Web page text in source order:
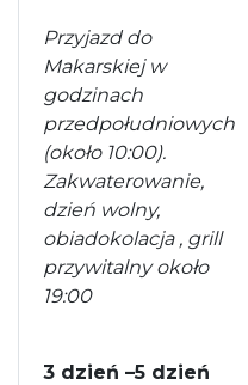
Przyjazd do
Makarskiej w
godzinach
przedpołudniowych
(około 10:00).
Zakwaterowanie,
dzień wolny,
obiadokolacja , grill
przywitalny około
19:00
3 dzień –5 dzień